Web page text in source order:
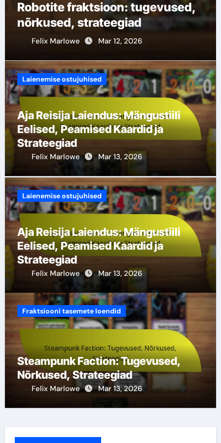
Robotite fraktsioon: tugevused,
nõrkused, strateegiad
Felix Marlowe Mar 12, 2026
Laienemise ostujuhised
Aja Reisija Laiendus: Mängustiili
Eelised, Peamised Kaardid ja
Strateegiad
Felix Marlowe Mar 13, 2026
Laienemise ostujuhised
Aja Reisija Laiendus: Mängustiili
Eelised, Peamised Kaardid ja
Strateegiad
Felix Marlowe Mar 13, 2026
Fraktsiooni tasemete loendid
Steampunk Faction: Tugevused,
Nõrkused, Strateegiad
Felix Marlowe Mar 13, 2026